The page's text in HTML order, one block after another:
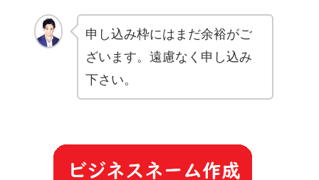
申し込み枠にはまだ余裕がご
ざいます。遠慮なく申し込み
下さい。